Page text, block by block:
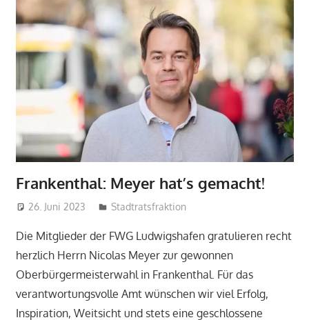
Frankenthal: Meyer hat’s gemacht!
26. Juni 2023 admin
Stadtratsfraktion
Die Mitglieder der FWG Ludwigshafen gratulieren recht
herzlich Herrn Nicolas Meyer zur gewonnen
Oberbürgermeisterwahl in Frankenthal. Für das
verantwortungsvolle Amt wünschen wir viel Erfolg,
Inspiration, Weitsicht und stets eine geschlossene